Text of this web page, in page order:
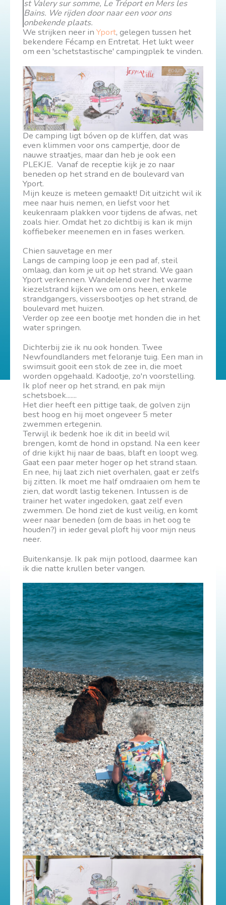
st Valery sur somme, Le Tréport en Mers les
Bains. We rijden door naar een voor ons
onbekende plaats.
We strijken neer in Yport, gelegen tussen het
bekendere Fécamp en Entretat. Het lukt weer
om een 'schetstastische' campingplek te vinden.
De camping ligt bóven op de kliffen, dat was
even klimmen voor ons campertje, door de
nauwe straatjes, maar dan heb je ook een
PLEKJE. Vanaf de receptie kijk je zo naar
beneden op het strand en de boulevard van
Yport.
Mijn keuze is meteen gemaakt! Dit uitzicht wil ik
mee naar huis nemen, en liefst voor het
keukenraam plakken voor tijdens de afwas, net
zoals hier. Omdat het zo dichtbij is kan ik mijn
koffiebeker meenemen en in fases werken.
Chien sauvetage en mer
Langs de camping loop je een pad af, steil
omlaag, dan kom je uit op het strand. We gaan
Yport verkennen. Wandelend over het warme
kiezelstrand kijken we om ons heen, enkele
strandgangers, vissersbootjes op het strand, de
boulevard met huizen.
Verder op zee een bootje met honden die in het
water springen.
Dichterbij zie ik nu ook honden. Twee
Newfoundlanders met feloranje tuig. Een man in
swimsuit gooit een stok de zee in, die moet
worden opgehaald. Kadootje, zo'n voorstelling.
Ik plof neer op het strand, en pak mijn
schetsboek.......
Het dier heeft een pittige taak, de golven zijn
best hoog en hij moet ongeveer 5 meter
zwemmen ertegenin.
Terwijl ik bedenk hoe ik dit in beeld wil
brengen, komt de hond in opstand. Na een keer
of drie kijkt hij naar de baas, blaft en loopt weg.
Gaat een paar meter hoger op het strand staan.
En nee, hij laat zich niet overhalen, gaat er zelfs
bij zitten. Ik moet me half omdraaien om hem te
zien, dat wordt lastig tekenen. Intussen is de
trainer het water ingedoken, gaat zelf even
zwemmen. De hond ziet de kust veilig, en komt
weer naar beneden (om de baas in het oog te
houden?) in ieder geval ploft hij voor mijn neus
neer.
Buitenkansje. Ik pak mijn potlood, daarmee kan
ik die natte krullen beter vangen.